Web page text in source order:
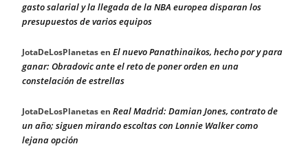
gasto salarial y la llegada de la NBA europea disparan los
presupuestos de varios equipos
JotaDeLosPlanetasen El nuevo Panathinaikos, hecho por y para
ganar: Obradovic ante el reto de poner orden en una
constelación de estrellas
JotaDeLosPlanetasen Real Madrid: Damian Jones, contrato de
un año; siguen mirando escoltas con Lonnie Walker como
lejana opción